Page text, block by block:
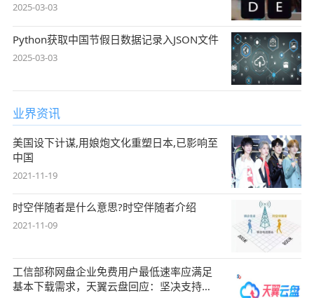
2025-03-03
Python获取中国节假日数据记录入JSON文件
2025-03-03
业界资讯
美国设下计谋,用娘炮文化重塑日本,已影响至
中国
2021-11-19
时空伴随者是什么意思?时空伴随者介绍
2021-11-09
工信部称网盘企业免费用户最低速率应满足
基本下载需求，天翼云盘回应：坚决支持，